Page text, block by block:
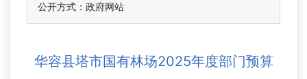
公开方式：政府网站
华容县塔市国有林场2025年度部门预算